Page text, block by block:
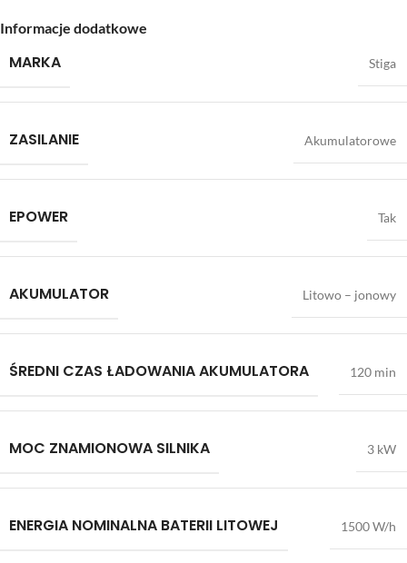
Informacje dodatkowe
MARKA Stiga
ZASILANIE Akumulatorowe
EPOWER Tak
AKUMULATOR Litowo – jonowy
ŚREDNI CZAS ŁADOWANIA AKUMULATORA 120 min
MOC ZNAMIONOWA SILNIKA 3 kW
ENERGIA NOMINALNA BATERII LITOWEJ 1500 W/h